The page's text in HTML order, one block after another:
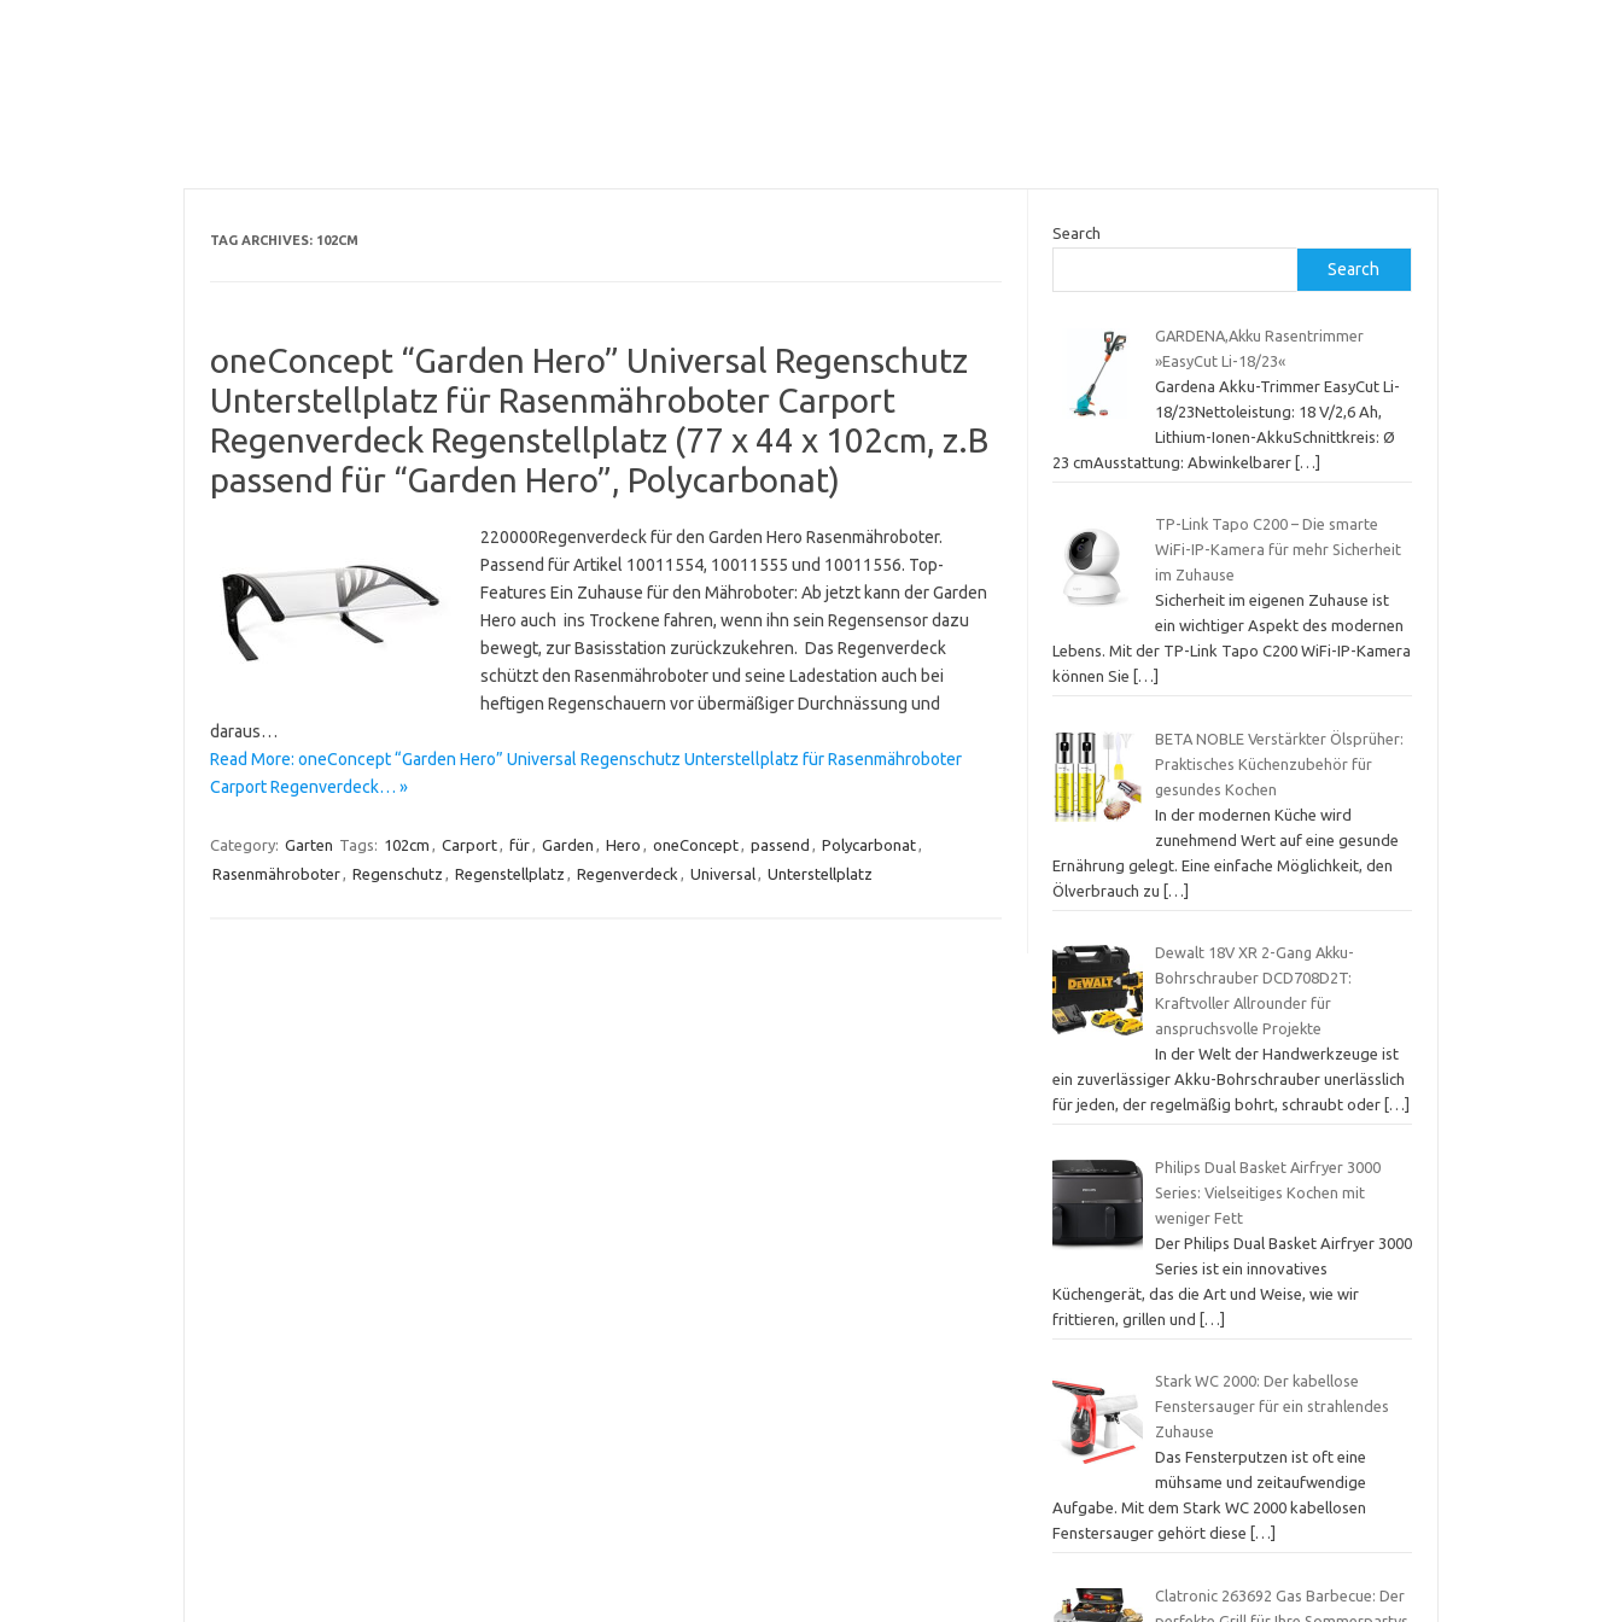
TAG ARCHIVES: 102CM
oneConcept “Garden Hero” Universal Regenschutz
Unterstellplatz für Rasenmähroboter Carport
Regenverdeck Regenstellplatz (77 x 44 x 102cm, z.B
passend für “Garden Hero”, Polycarbonat)
220000Regenverdeck für den Garden Hero Rasenmähroboter.
Passend für Artikel 10011554, 10011555 und 10011556. Top-
Features Ein Zuhause für den Mähroboter: Ab jetzt kann der Garden
Hero auch ins Trockene fahren, wenn ihn sein Regensensor dazu
bewegt, zur Basisstation zurückzukehren. Das Regenverdeck
schützt den Rasenmähroboter und seine Ladestation auch bei
heftigen Regenschauern vor übermäßiger Durchnässung und
daraus…
Read More: oneConcept “Garden Hero” Universal Regenschutz Unterstellplatz für Rasenmähroboter
Carport Regenverdeck… »
Category: Garten Tags: 102cm , Carport, für, Garden , Hero , oneConcept, passend , Polycarbonat,
Rasenmähroboter, Regenschutz , Regenstellplatz , Regenverdeck , Universal, Unterstellplatz
Search
Search
GARDENA,Akku Rasentrimmer
»EasyCut Li-18/23«
Gardena Akku-Trimmer EasyCut Li-
18/23Nettoleistung: 18 V/2,6 Ah,
Lithium-Ionen-AkkuSchnittkreis: Ø
23 cmAusstattung: Abwinkelbarer […]
TP-Link Tapo C200 – Die smarte
WiFi-IP-Kamera für mehr Sicherheit
im Zuhause
Sicherheit im eigenen Zuhause ist
ein wichtiger Aspekt des modernen
Lebens. Mit der TP-Link Tapo C200 WiFi-IP-Kamera
können Sie
[…]
BETA NOBLE Verstärkter Ölsprüher:
Praktisches Küchenzubehör für
gesundes Kochen
In der modernen Küche wird
zunehmend Wert auf eine gesunde
Ernährung gelegt. Eine einfache Möglichkeit, den
Ölverbrauch zu
[…]
Dewalt 18V XR 2-Gang Akku-
Bohrschrauber DCD708D2T:
Kraftvoller Allrounder für
anspruchsvolle Projekte
In der Welt der Handwerkzeuge ist
ein zuverlässiger Akku-Bohrschrauber unerlässlich
für jeden, der regelmäßig bohrt, schraubt oder […]
Philips Dual Basket Airfryer 3000
Series: Vielseitiges Kochen mit
weniger Fett
Der Philips Dual Basket Airfryer 3000
Series ist ein innovatives
Küchengerät, das die Art und Weise, wie wir
frittieren, grillen und
[…]
Stark WC 2000: Der kabellose
Fenstersauger für ein strahlendes
Zuhause
Das Fensterputzen ist oft eine
mühsame und zeitaufwendige
Aufgabe. Mit dem Stark WC 2000 kabellosen
Fenstersauger gehört diese
[…]
Clatronic 263692 Gas Barbecue: Der